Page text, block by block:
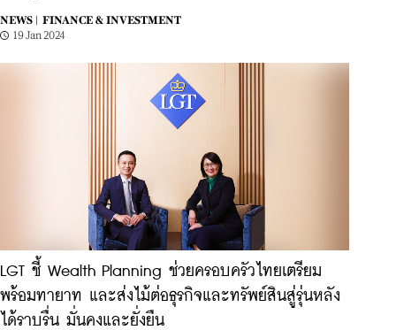
NEWS |
FINANCE & INVESTMENT
19 Jan 2024
LGT ชี้ Wealth Planning ช่วยครอบครัวไทยเตรียม
พร้อมทายาท และส่งไม้ต่อธุรกิจและทรัพย์สินสู่รุ่นหลัง
ได้ราบรื่น มั่นคงและยั่งยืน